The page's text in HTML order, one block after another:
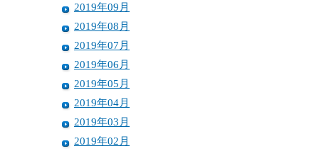
2019年09月
2019年08月
2019年07月
2019年06月
2019年05月
2019年04月
2019年03月
2019年02月